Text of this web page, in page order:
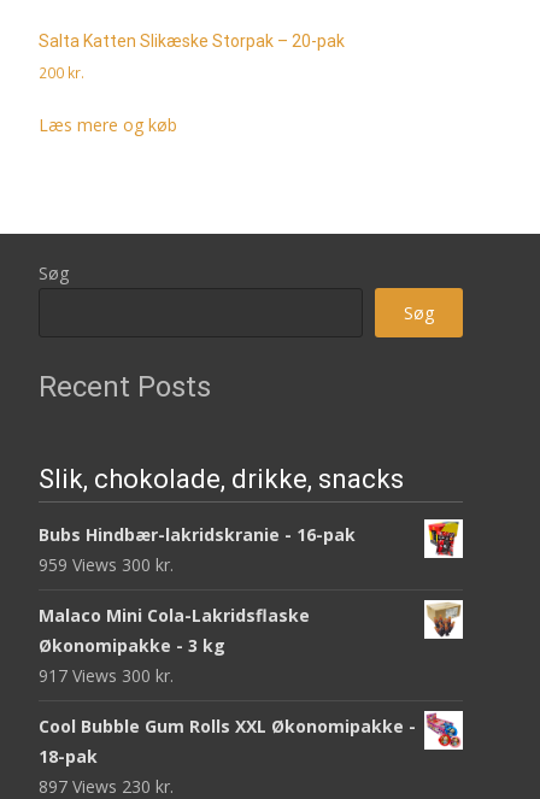
Salta Katten Slikæske Storpak – 20-pak
200 kr.
Læs mere og køb
Søg
Søg
Recent Posts
Slik, chokolade, drikke, snacks
Bubs Hindbær-lakridskranie - 16-pak
959 Views 300 kr.
Malaco Mini Cola-Lakridsflaske
Økonomipakke - 3 kg
917 Views 300 kr.
Cool Bubble Gum Rolls XXL Økonomipakke -
18-pak
897 Views 230 kr.